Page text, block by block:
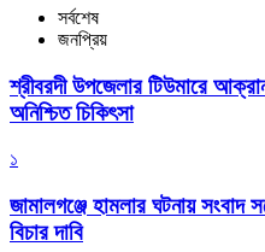
সর্বশেষ
জনপ্রিয়
শ্রীবরদী উপজেলার টিউমারে
অনিশ্চিত চিকিৎসা
১
জামালগঞ্জে হামলার ঘটনায় সংবাদ
বিচার দাবি